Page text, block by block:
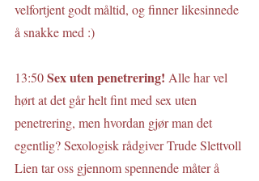
velfortjent godt måltid, og finner likesinnede
å snakke med :)
13:50 Sex uten penetrering! Alle har vel
hørt at det går helt fint med sex uten
penetrering, men hvordan gjør man det
egentlig? Sexologisk rådgiver Trude Slettvoll
Lien tar oss gjennom spennende måter å